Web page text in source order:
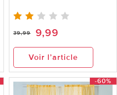
39,99 9,99
Voir l’article
-60%